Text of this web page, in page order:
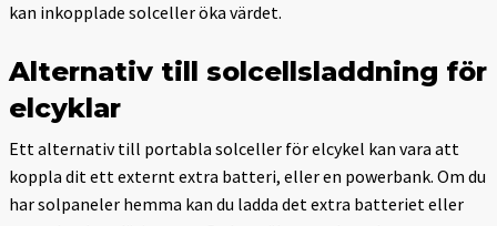
kan inkopplade solceller öka värdet.
Alternativ till solcellsladdning för
elcyklar
Ett alternativ till portabla solceller för elcykel kan vara att
koppla dit ett externt extra batteri, eller en powerbank. Om du
har solpaneler hemma kan du ladda det extra batteriet eller